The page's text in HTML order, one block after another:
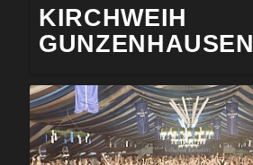
KIRCHWEIH
GUNZENHAUSEN